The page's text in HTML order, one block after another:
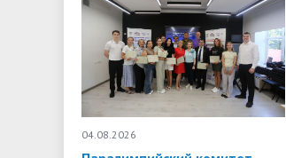
04.08.2026